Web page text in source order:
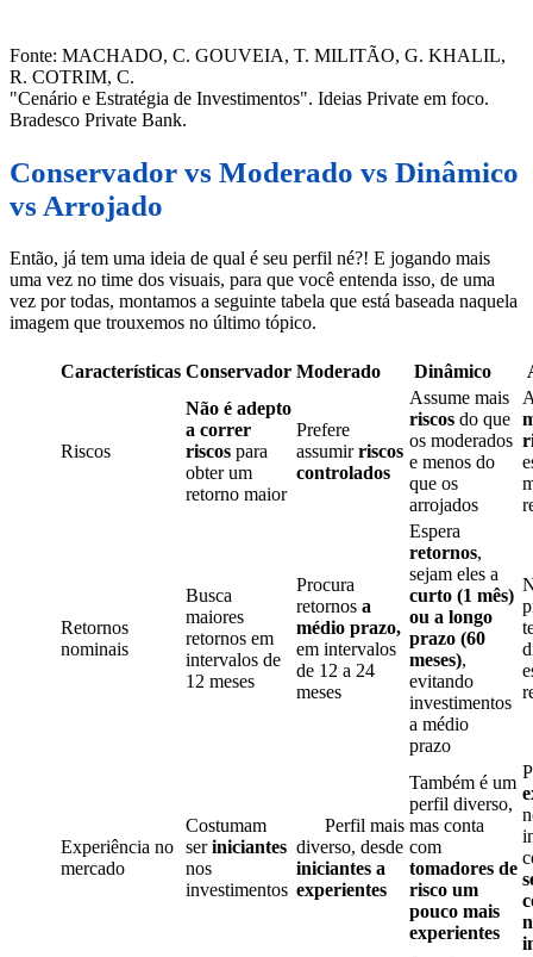
Fonte: MACHADO, C. GOUVEIA, T. MILITÃO, G. KHALIL,
R. COTRIM, C.
"Cenário e Estratégia de Investimentos". Ideias Private em foco.
Bradesco Private Bank.
Conservador vs Moderado vs Dinâmico
vs Arrojado
Então, já tem uma ideia de qual é seu perfil né?! E jogando mais
uma vez no time dos visuais, para que você entenda isso, de uma
vez por todas, montamos a seguinte tabela que está baseada naquela
imagem que trouxemos no último tópico.
Características Conservador Moderado Dinâmico
Riscos
Não é adepto
a correr
riscos para
obter um
retorno maior
Prefere
assumirriscos
controlados
Assume mais
riscos do que
os moderados
e menos do
que os
arrojados
Retornos
nominais
Busca
maiores
retornos em
intervalos de
12 meses
Procura
retornos a
médio prazo,
em intervalos
de 12 a 24
meses
Espera
retornos,
sejam eles a
curto (1 mês)
ou a longo
prazo (60
meses),
evitando
investimentos
a médio
prazo
Experiência no
mercado
Costumam
seriniciantes
nos
investimentos
Perfil mais
diverso, desde
iniciantes a
experientes
Também é um
perfil diverso,
mas conta
com
tomadores de
risco um
pouco mais
experientes